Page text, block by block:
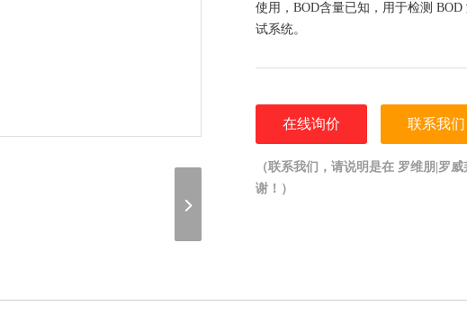
使用，BOD含量已知，用于检测
试系统。
在线询价 联系我们
（联系我们，请说明是在 罗维朋|罗
谢！）